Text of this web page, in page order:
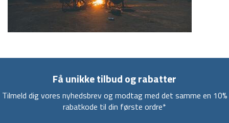
Få unikke tilbud og rabatter
Tilmeld dig vores nyhedsbrev og modtag med det samme en 10%
rabatkode til din første ordre*